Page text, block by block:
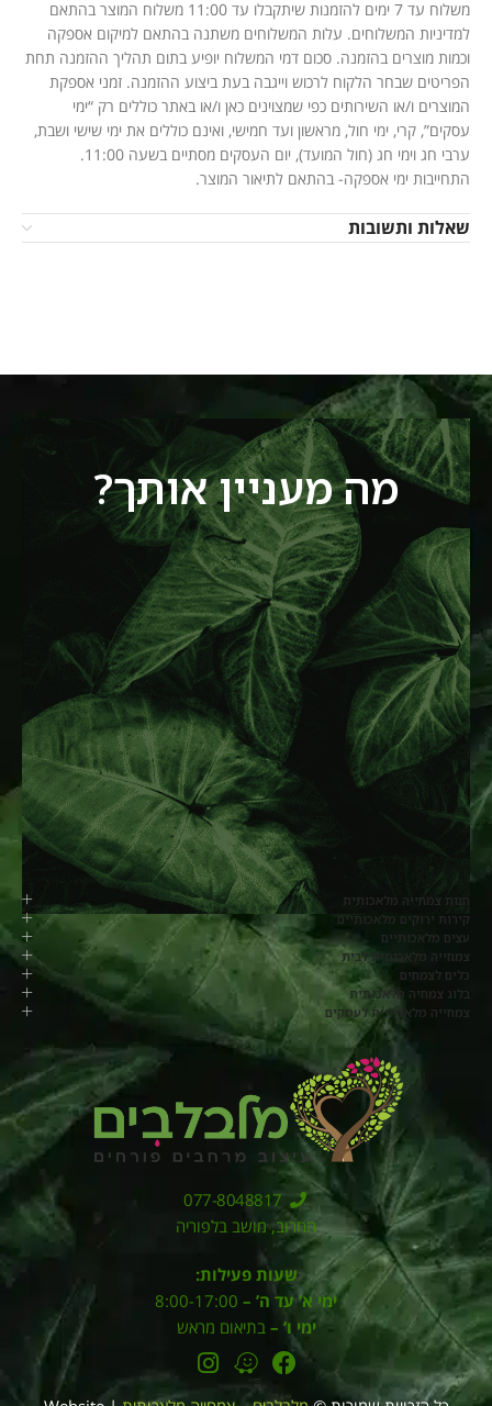
משלוח עד 7 ימים להזמנות שיתקבלו עד 11:00 משלוח המוצר בהתאם
למדיניות המשלוחים. עלות המשלוחים משתנה בהתאם למיקום אספקה
וכמות מוצרים בהזמנה. סכום דמי המשלוח יופיע בתום תהליך ההזמנה תחת
הפריטים שבחר הלקוח לרכוש וייגבה בעת ביצוע ההזמנה. זמני אספקת
המוצרים ו/או השירותים כפי שמצוינים כאן ו/או באתר כוללים רק “ימי
עסקים”, קרי, ימי חול, מראשון ועד חמישי, ואינם כוללים את ימי שישי ושבת,
ערבי חג וימי חג (חול המועד), יום העסקים מסתיים בשעה 11:00.
התחייבות ימי אספקה- בהתאם לתיאור המוצר.
שאלות ותשובות
מה מעניין אותך?
חנות צמחייה מלאכותית
קירות ירוקים מלאכותיים
עצים מלאכותיים
צמחייה מלאכותית לבית
כלים לצמחים
בלוג צמחיה מלאכותית
צמחייה מלאכותית לעסקים
077-8048817
החרוב, מושב בלפוריה
שעות פעילות:
ימי א’ עד ה’ –
ימי ו’ – בתיאום מראש